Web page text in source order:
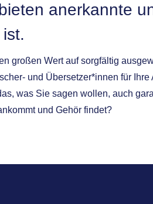
anerkannte
großen Wert auf sorgfältig
und Übersetzer*innen für
was Sie sagen wollen, auch
und Gehör findet?